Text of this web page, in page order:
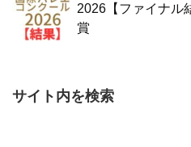
2026【ファイナル
賞
サイト内を検索